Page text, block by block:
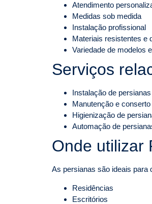
Atendimento
Medidas sob medida
Instalação profissional
Materiais resistentes e
Variedade de modelos
Serviços
Instalação de persianas
Manutenção e conserto
Higienização de
Automação de
Onde utilizar
As persianas são ideais para
Residências
Escritórios